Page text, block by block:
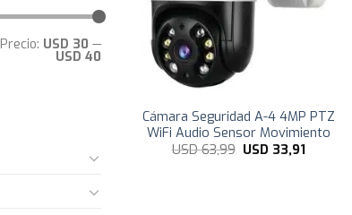
Precio: USD 30 —
USD 40
Cámara Seguridad A-4 4MP PTZ
WiFi Audio Sensor Movimiento
USD63,99 El
USD 33,91El